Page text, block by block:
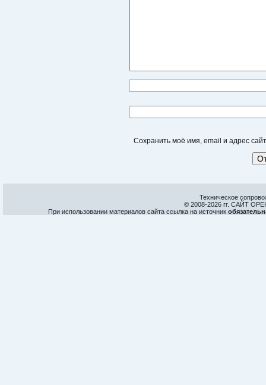
Сохранить моё имя, email и адрес
Техническое
© 2008-2026 гг. САЙТ
При использовании материалов сайта ссылка на источник